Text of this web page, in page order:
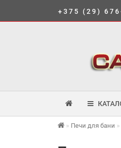
+375 (29)
Печи для бани